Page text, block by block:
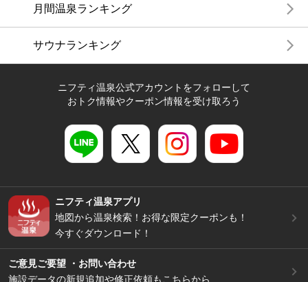
月間温泉ランキング
サウナランキング
ニフティ温泉公式アカウントをフォローして
おトク情報やクーポン情報を受け取ろう
ニフティ温泉アプリ
地図から温泉検索！お得な限定クーポンも！
今すぐダウンロード！
ご意見ご要望 ・お問い合わせ
施設データの新規追加や修正依頼もこちらから